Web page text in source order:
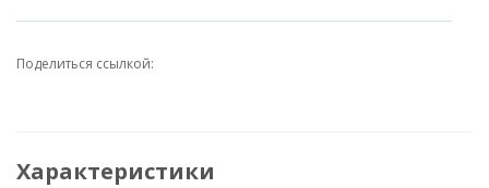
Поделиться ссылкой:
Характеристики